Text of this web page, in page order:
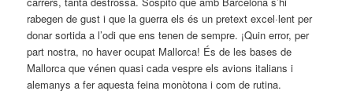
rabegen de gust i que la guerra els és un pretext excel·lent per
donar sortida a l’odi que ens tenen de sempre. ¡Quin error, per
part nostra, no haver ocupat Mallorca! És de les bases de
Mallorca que vénen quasi cada vespre els avions italians i
alemanys a fer aquesta feina monòtona i com de rutina.